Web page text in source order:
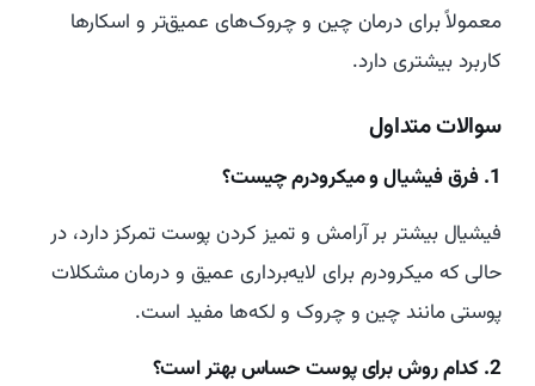
معمولاً برای درمان چین و چروک‌های عمیق‌تر و اسکارها
کاربرد بیشتری دارد.
سوالات متداول
1. فرق فیشیال و میکرودرم چیست؟
فیشیال بیشتر بر آرامش و تمیز کردن پوست تمرکز دارد، در
حالی که میکرودرم برای لایه‌برداری عمیق و درمان مشکلات
پوستی مانند چین و چروک و لکه‌ها مفید است.
2. کدام روش برای پوست حساس بهتر است؟